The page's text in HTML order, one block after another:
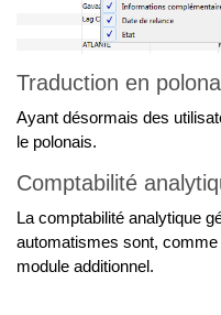
Traduction en
Ayant désormais des
le polonais.
Comptabilité
La comptabilité analytique
automatismes sont,
module additionnel.